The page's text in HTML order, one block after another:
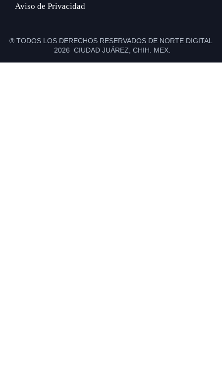
Aviso de Privacidad
® TODOS LOS DERECHOS RESERVADOS DE NORTE DIGITAL
2026 CIUDAD JUÁREZ, CHIH. MEX.